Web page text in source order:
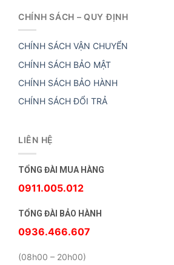
CHÍNH SÁCH – QUY ĐỊNH
CHÍNH SÁCH VẬN CHUYỂN
CHÍNH SÁCH BẢO MẬT
CHÍNH SÁCH BẢO HÀNH
CHÍNH SÁCH ĐỔI TRẢ
LIÊN HỆ
TỔNG ĐÀI MUA HÀNG
0911.005.012
TỔNG ĐÀI BẢO HÀNH
0936.466.607
(08h00 – 20h00)